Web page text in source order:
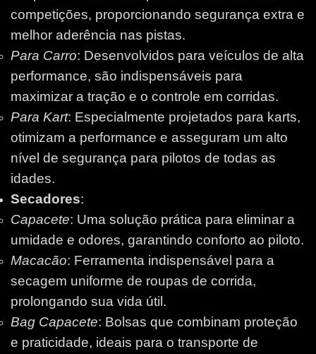
competições, proporcionando segurança extra e
melhor aderência nas pistas.
Para Carro: Desenvolvidos para veículos de alta
performance, são indispensáveis para
maximizar a tração e o controle em corridas.
Para Kart: Especialmente projetados para karts,
otimizam a performance e asseguram um alto
nível de segurança para pilotos de todas as
idades.
Secadores:
Capacete: Uma solução prática para eliminar a
umidade e odores, garantindo conforto ao piloto.
Macacão: Ferramenta indispensável para a
secagem uniforme de roupas de corrida,
prolongando sua vida útil.
Bag Capacete: Bolsas que combinam proteção
e praticidade, ideais para o transporte de